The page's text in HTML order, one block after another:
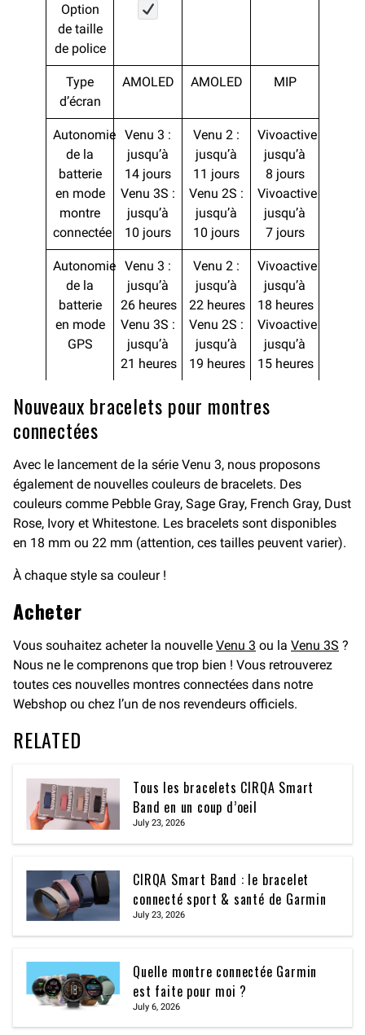
Option
de taille
de police
Type
d’écran
AMOLED AMOLED MIP
Autonomie
de la
batterie
en mode
montre
connectée
Venu 3 :
jusqu’à
14 jours
Venu 3S :
jusqu’à
10 jours
Venu 2 :
jusqu’à
11 jours
Venu 2S :
jusqu’à
10 jours
Vivoactive 4 :
jusqu’à
8 jours
Vivoactive 4S :
jusqu’à
7 jours
Autonomie
de la
batterie
en mode
GPS
Venu 3 :
jusqu’à
26 heures
Venu 3S :
jusqu’à
21 heures
Venu 2 :
jusqu’à
22 heures
Venu 2S :
jusqu’à
19 heures
Vivoactive 4 :
jusqu’à
18 heures
Vivoactive 4S :
jusqu’à
15 heures
Nouveaux bracelets pour montres
connectées
Avec le lancement de la série Venu 3, nous proposons
également de nouvelles couleurs de bracelets. Des
couleurs comme Pebble Gray, Sage Gray, French Gray, Dust
Rose, Ivory et Whitestone. Les bracelets sont disponibles
en 18 mm ou 22 mm (attention, ces tailles peuvent varier).
À chaque style sa couleur !
Acheter
Vous souhaitez acheter la nouvelle Venu 3 ou la Venu 3S ?
Nous ne le comprenons que trop bien ! Vous retrouverez
toutes ces nouvelles montres connectées dans notre
Webshop ou chez l’un de nos revendeurs officiels.
RELATED
Tous les bracelets CIRQA Smart
Band en un coup d’oeil
July 23, 2026
CIRQA Smart Band : le bracelet
connecté sport & santé de Garmin
July 23, 2026
Quelle montre connectée Garmin
est faite pour moi ?
July 6, 2026